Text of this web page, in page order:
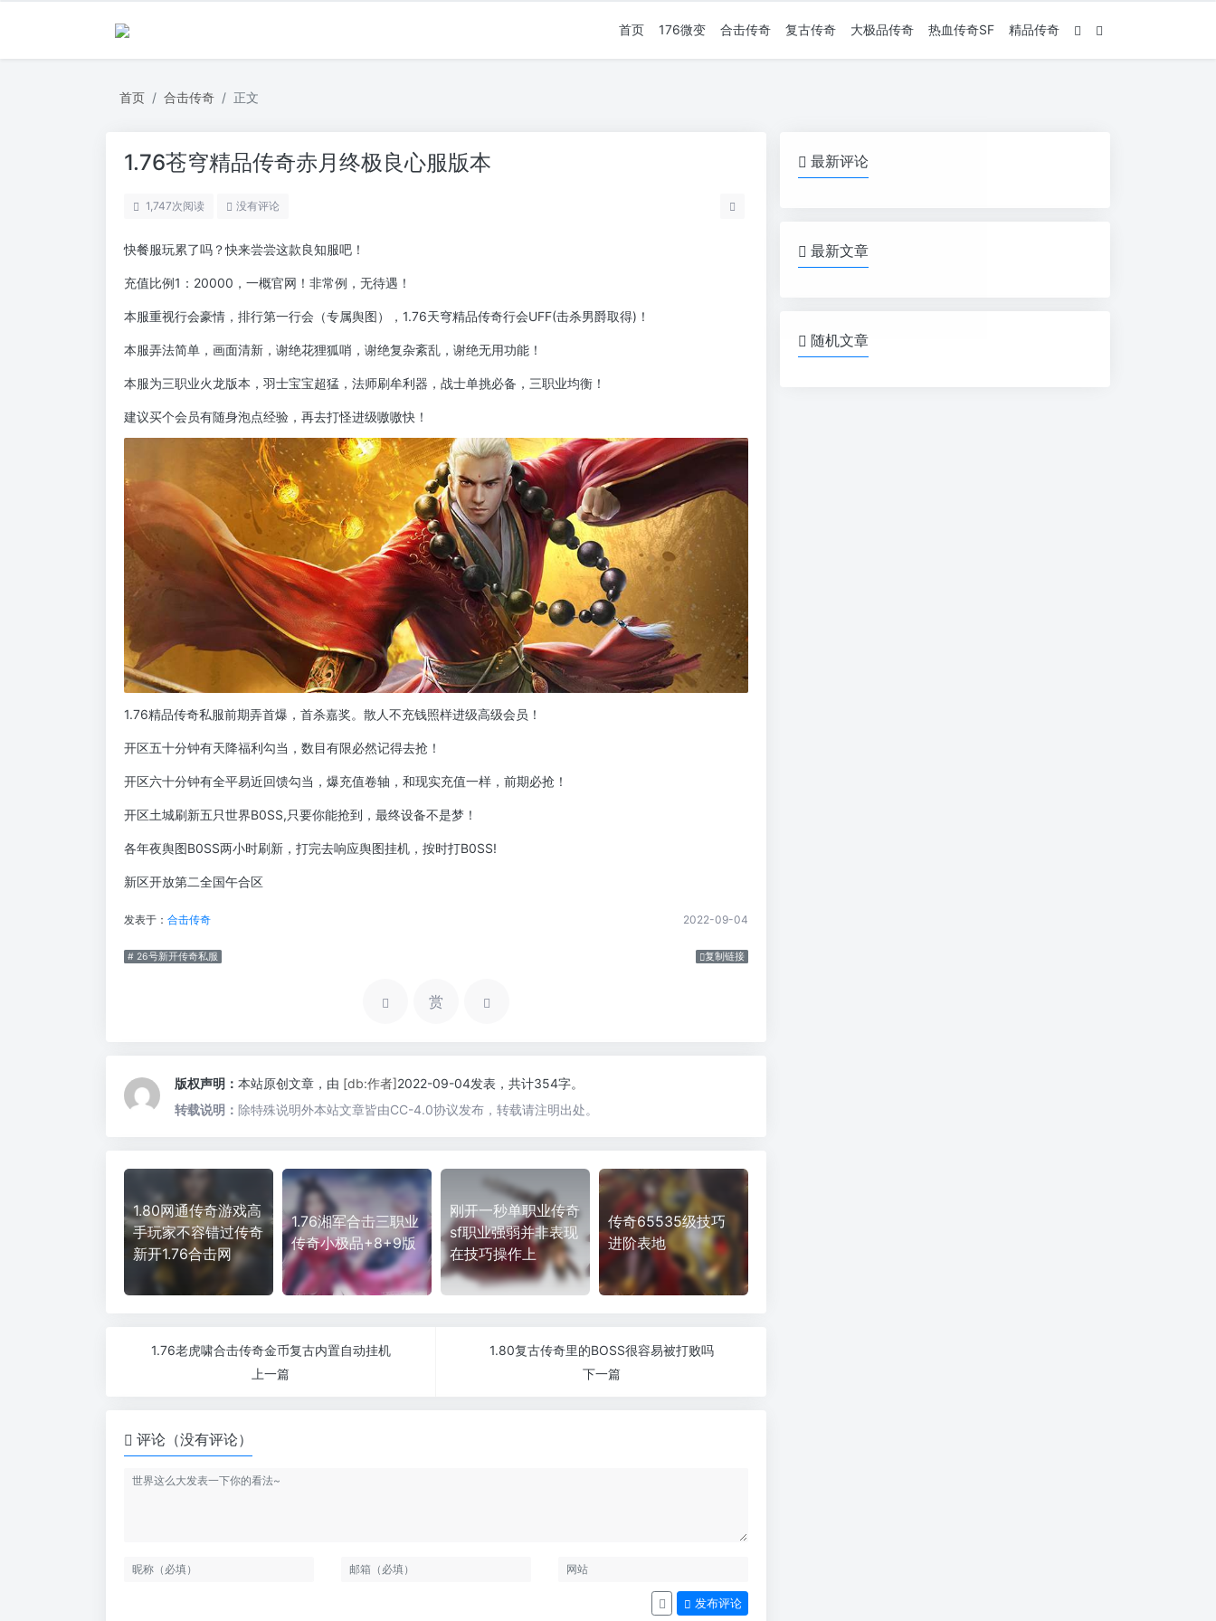
首页 176微变 合击传奇 复古传奇 大极品传奇 热血传奇SF 精品传奇
首页 合击传奇 正文
1.76苍穹精品传奇赤月终极良心服版本
1,747次阅读 没有评论
快餐服玩累了吗？快来尝尝这款良知服吧！
充值比例1：20000，一概官网！非常例，无待遇！
本服重视行会豪情，排行第一行会（专属舆图），1.76天穹精品传奇行会UFF(击杀男爵取得)！
本服弄法简单，画面清新，谢绝花狸狐哨，谢绝复杂紊乱，谢绝无用功能！
本服为三职业火龙版本，羽士宝宝超猛，法师刷牟利器，战士单挑必备，三职业均衡！
建议买个会员有随身泡点经验，再去打怪进级嗷嗷快！
1.76精品传奇私服前期弄首爆，首杀嘉奖。散人不充钱照样进级高级会员！
开区五十分钟有天降福利勾当，数目有限必然记得去抢！
开区六十分钟有全平易近回馈勾当，爆充值卷轴，和现实充值一样，前期必抢！
开区土城刷新五只世界B0SS,只要你能抢到，最终设备不是梦！
各年夜舆图B0SS两小时刷新，打完去响应舆图挂机，按时打B0SS!
新区开放第二全国午合区
发表于： 合击传奇 2022-09-04
# 26号新开传奇私服 复制链接
赏
版权声明： 本站原创文章，由 [db:作者]2022-09-04发表，共计354字。
转载说明： 除特殊说明外本站文章皆由CC-4.0协议发布，转载请注明出处。
1.80网通传奇游戏高
手玩家不容错过传奇
新开1.76合击网
1.76湘军合击三职业
传奇小极品+8+9版
刚开一秒单职业传奇
sf职业强弱并非表现
在技巧操作上
传奇65535级技巧
进阶表地
1.76老虎啸合击传奇金币复古内置自动挂机
上一篇
1.80复古传奇里的BOSS很容易被打败吗
下一篇
评论（没有评论）
发布评论
最新评论
最新文章
随机文章